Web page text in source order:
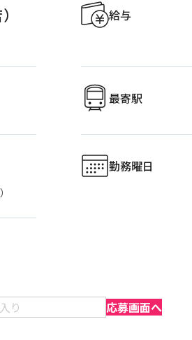
給与
最寄駅
勤務曜日
り 応募画面へ